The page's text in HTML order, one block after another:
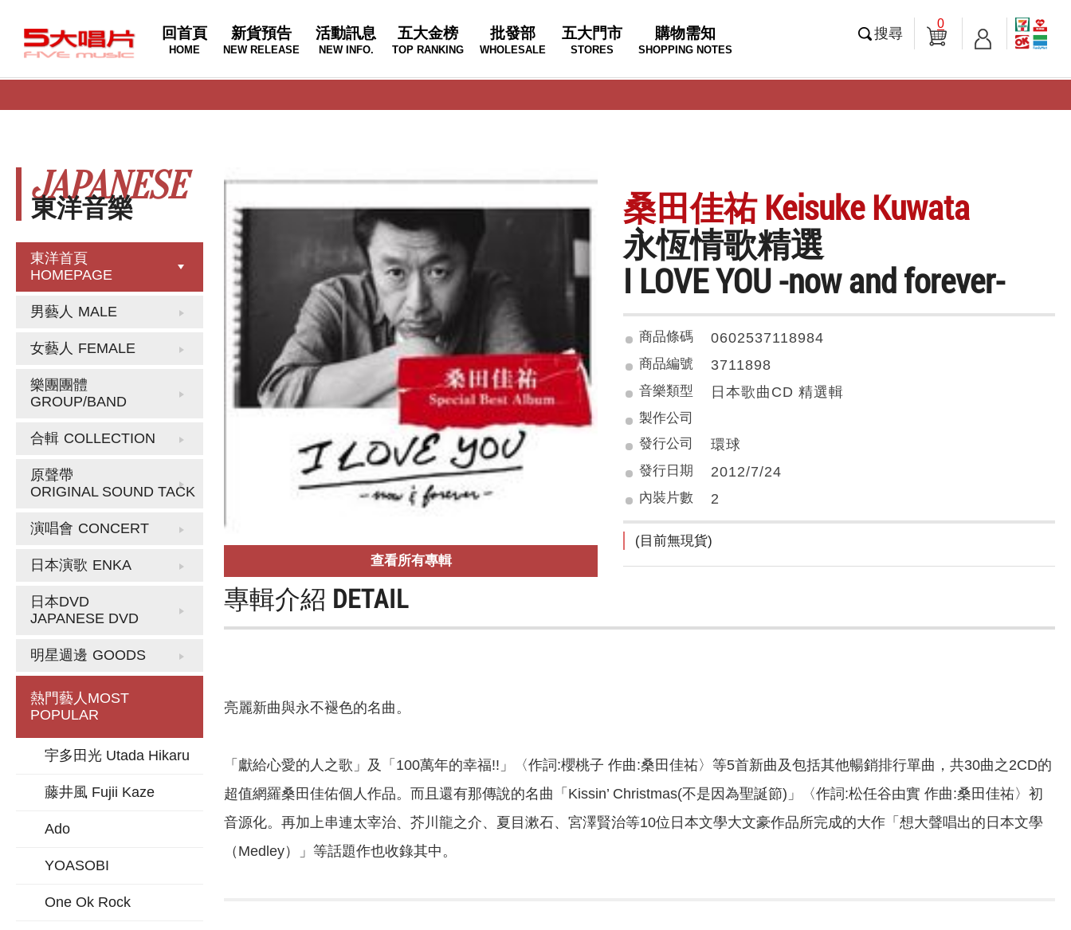
回首頁
HOME
新貨預告
NEW RELEASE
活動訊息
NEW INFO.
五大金榜
TOP RANKING
批發部
WHOLESALE
五大門市
STORES
購物需知
SHOPPING NOTES
搜尋
0
東洋音樂
JAPANESE
東洋首頁
HOMEPAGE
男藝人 MALE
女藝人 FEMALE
樂團團體
GROUP/BAND
合輯 COLLECTION
原聲帶
ORIGINAL SOUND TACK
演唱會 CONCERT
日本演歌 ENKA
日本DVD
JAPANESE DVD
明星週邊 GOODS
熱門藝人 MOST
POPULAR
宇多田光 Utada Hikaru
藤井風 Fujii Kaze
Ado
YOASOBI
One Ok Rock
查看所有專輯
桑田佳祐 Keisuke Kuwata
永恆情歌精選
I LOVE YOU -now and forever-
商品條碼 0602537118984
商品編號 3711898
音樂類型 日本歌曲CD 精選輯
製作公司
發行公司
環球
發行日期 2012/7/24
內裝片數 2
(目前無現貨)
專輯介紹 DETAIL
亮麗新曲與永不褪色的名曲。
「獻給心愛的人之歌」及「100萬年的幸福!!」〈作詞:櫻桃子 作曲:桑田佳祐〉等5首新曲及包括其他暢銷排行單曲，共30曲之2CD的
超值網羅桑田佳佑個人作品。而且還有那傳說的名曲「Kissin’ Christmas(不是因為聖誕節)」〈作詞:松任谷由實 作曲:桑田佳祐〉初
音源化。再加上串連太宰治、芥川龍之介、夏目漱石、宮澤賢治等10位日本文學大文豪作品所完成的大作「想大聲唱出的日本文學
（Medley）」等話題作也收錄其中。